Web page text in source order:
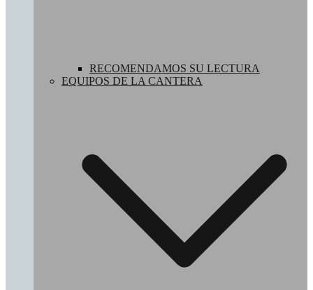
RECOMENDAMOS SU LECTURA
EQUIPOS DE LA CANTERA